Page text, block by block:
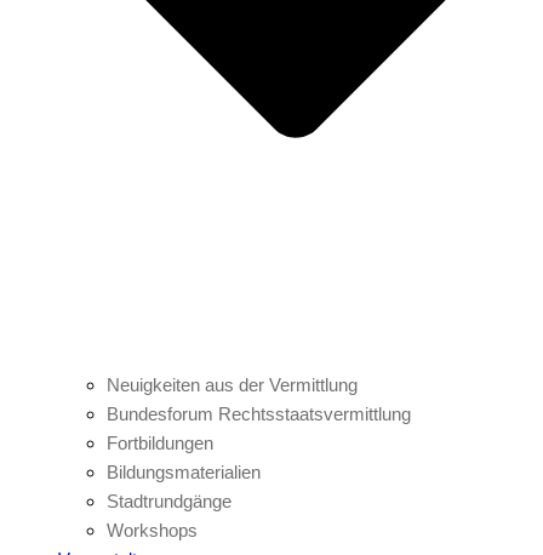
Neuigkeiten aus der Vermittlung
Bundesforum Rechtsstaatsvermittlung
Fortbildungen
Bildungsmaterialien
Stadtrundgänge
Workshops